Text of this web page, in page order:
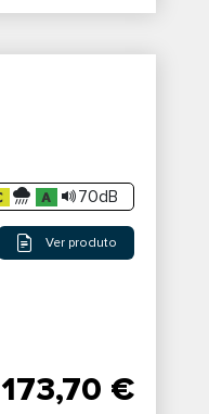
70dB
Ver produto
173,70 €